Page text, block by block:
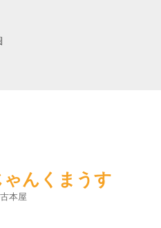
んくまうす
本屋